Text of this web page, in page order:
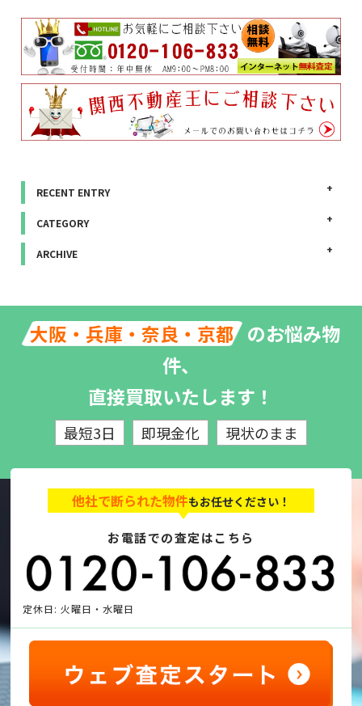
RECENT ENTRY
CATEGORY
ARCHIVE
大阪・兵庫・奈良・京都 のお悩み物
件、
直接買取いたします！
最短3日 即現金化 現状のまま
他社で断られた物件もお任せください！
お電話での査定はこちら
定休日: 火曜日・水曜日